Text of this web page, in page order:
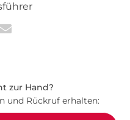
zur Hand?
und Rückruf erhalten: